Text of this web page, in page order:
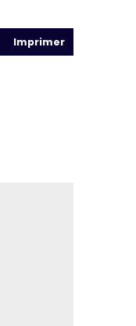
Imprimer